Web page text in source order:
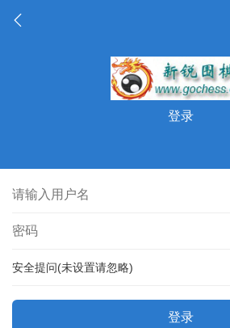
登录
安全提问(未设置请忽略)
登录